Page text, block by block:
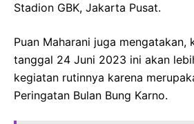
Stadion GBK, Jakarta Pusat.
Puan Maharani juga mengatakan,
tanggal 24 Juni 2023 ini akan
kegiatan rutinnya karena
Peringatan Bulan Bung Karno.